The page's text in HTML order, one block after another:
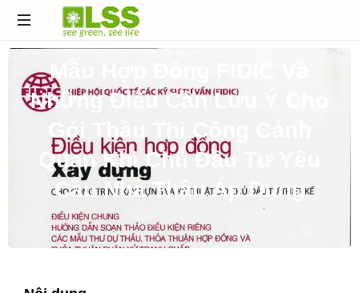
vị
thiết
kế
thi
công
cảnh
quan
hàng
đầu
Việt
Mẫu Hợp Đồng FIDIC Và
Những Điều Cần Lưu Ý Cho
Gói Thầu Thi Công Cảnh
Quan Khi Chủ Đầu Tư Yêu
Cầu Nhà Thầu Áp Dụng